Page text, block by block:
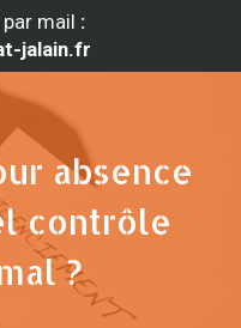
mail :
jalain.fr
absence
contrôle
?